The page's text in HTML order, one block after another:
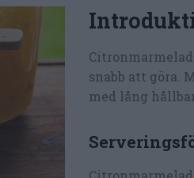
snabb att göra.
med lång